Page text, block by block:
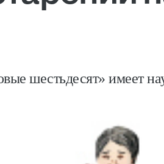
шестьдесят» имеет